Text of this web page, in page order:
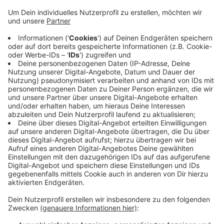
Anzeige
Der FC Bürderich konnte das Spiel mit 1 zu 0 für sich
entscheiden. Am Aufstieg der Krefelder in die
Regionalliga ändert das aber nichts mehr. Ganz im
Gegenteil zur HSG Krefeld Niederrhein: Für die
Handballer ist die Aufstiegsrunde in die zweite
Bundesliga beendet. Die HSG hat knapp mit 30 zu 32 in
Konstanz verloren. Laut der HSG haben in beiden
Spielen am Ende Kleinigkeiten zum Sieg gefehlt. Jetzt
steht eine weitere Saison in der dritten Liga an.
Anzeige